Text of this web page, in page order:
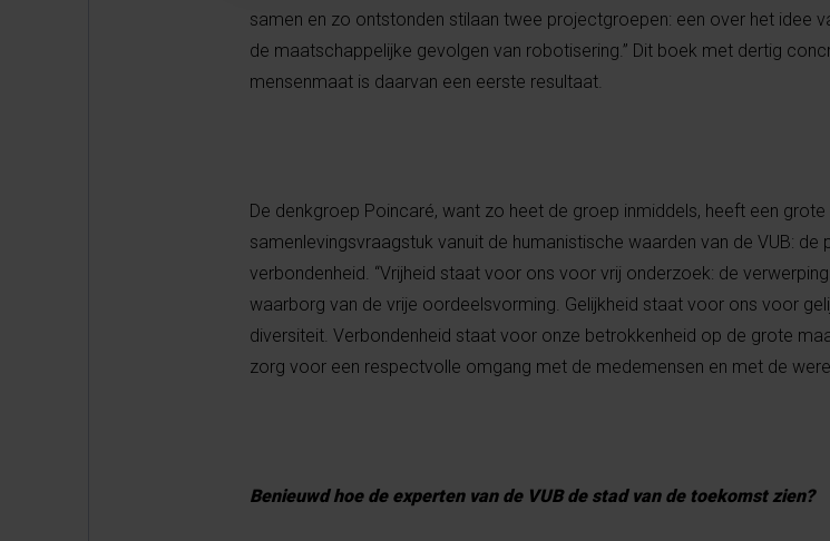
samen en zo ontstonden stilaan twee projectgroepen: een over het idee
de maatschappelijke gevolgen van robotisering.” Dit boek met dertig
mensenmaat is daarvan een eerste resultaat.
De denkgroep Poincaré, want zo heet de groep inmiddels, heeft een
samenlevingsvraagstuk vanuit de humanistische waarden van de VUB: de
verbondenheid. “Vrijheid staat voor ons voor vrij onderzoek: de
waarborg van de vrije oordeelsvorming. Gelijkheid staat voor ons voor
diversiteit. Verbondenheid staat voor onze betrokkenheid op de grote
zorg voor een respectvolle omgang met de medemensen en met de
Benieuwd hoe de experten van de VUB de stad van de toekomst zien?